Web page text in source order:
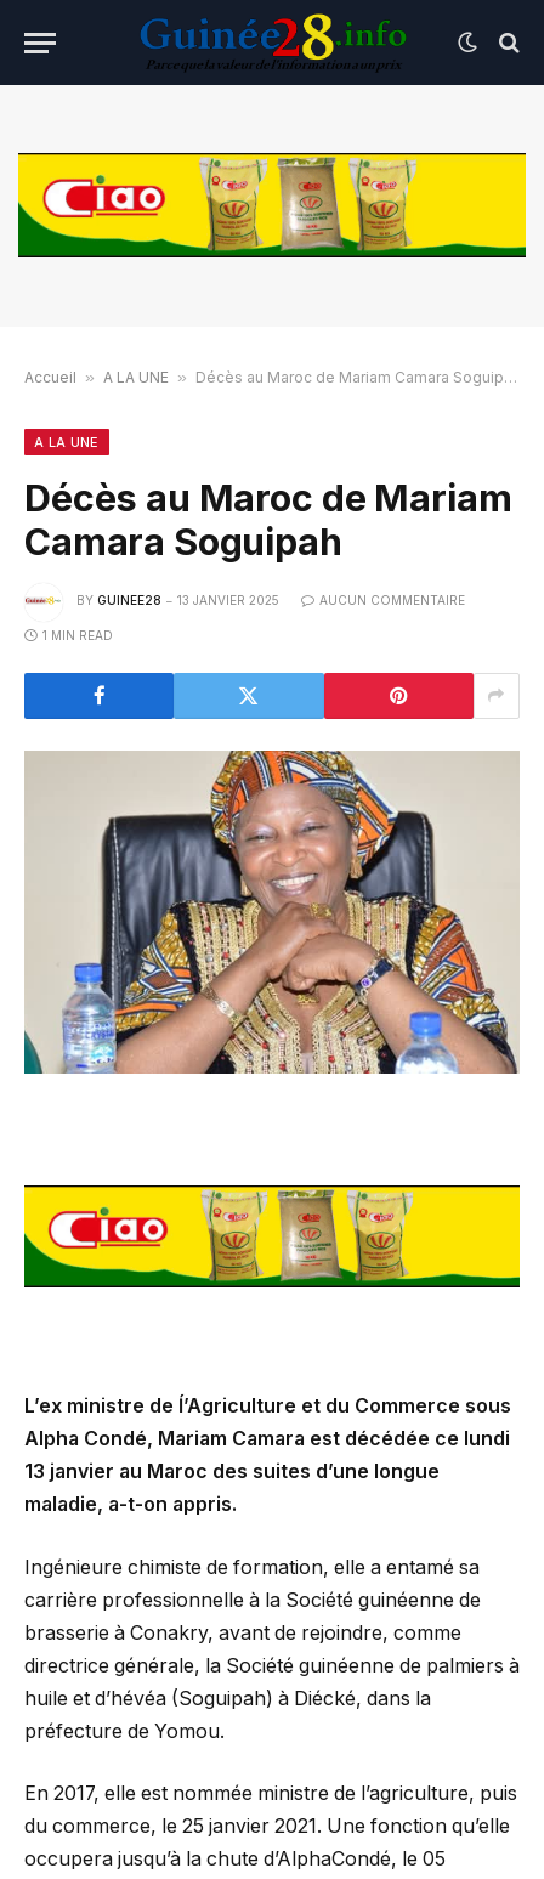
Accueil » A LA UNE » Décès au Maroc de Mariam Camara Soguipah
A LA UNE
Décès au Maroc de Mariam
Camara Soguipah
BY GUINEE28 13 JANVIER 2025 AUCUN COMMENTAIRE
1 MIN READ
L’ex ministre de ĺ’Agriculture et du Commerce sous
Alpha Condé, Mariam Camara est décédée ce lundi
13 janvier au Maroc des suites d’une longue
maladie, a-t-on appris.
Ingénieure chimiste de formation, elle a entamé sa
carrière professionnelle à la Société guinéenne de
brasserie à Conakry, avant de rejoindre, comme
directrice générale, la Société guinéenne de palmiers à
huile et d’hévéa (Soguipah) à Diécké, dans la
préfecture de Yomou.
En 2017, elle est nommée ministre de l’agriculture, puis
du commerce, le 25 janvier 2021. Une fonction qu’elle
occupera jusqu’à la chute d’AlphaCondé, le 05